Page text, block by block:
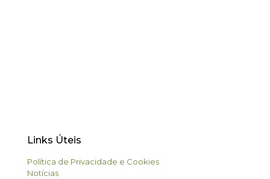
Links Úteis
Política de Privacidade e Cookies
Notícias